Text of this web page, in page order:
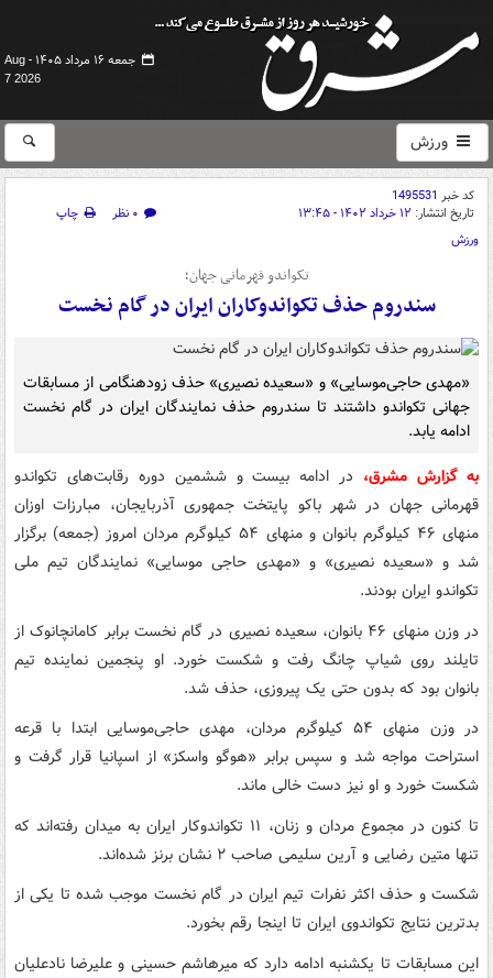
جمعه ۱۶ مرداد ۱۴۰۵ -
Aug
7 2026
ورزش
کد خبر 1495531
تاریخ انتشار: ۱۲ خرداد ۱۴۰۲ - ۱۳:۴۵ ۰ نظر
چاپ
ورزش
تکواندو قهرمانی جهان؛
سندروم حذف تکواندوکاران ایران در گام نخست
«مهدی حاجی‌موسایی‌» و «سعیده نصیری» حذف زودهنگامی‌ از مسابقات
جهانی تکواندو داشتند تا سندروم حذف نمایندگان ایران در گام نخست
ادامه یابد.
به گزارش مشرق، در ادامه بیست و ششمین دوره رقابت‌های تکواندو
قهرمانی جهان در شهر باکو پایتخت جمهوری آذربایجان، مبارزات اوزان
منهای ۴۶ کیلوگرم بانوان و منهای ۵۴ کیلوگرم مردان امروز (جمعه) برگزار
شد و «سعیده نصیری» و «مهدی حاجی موسایی» نمایندگان تیم ملی
تکواندو ایران بودند.
در وزن منهای ۴۶ بانوان، سعیده نصیری در گام نخست برابر کامانچانوک از
تایلند روی شیاپ چانگ رفت و شکست خورد. او پنجمین نماینده تیم
بانوان بود که بدون حتی یک پیروزی، حذف شد.
در وزن منهای ۵۴ کیلوگرم مردان، مهدی حاجی‌موسایی ابتدا با قرعه
استراحت مواجه شد و سپس برابر «هوگو واسکز» از اسپانیا قرار گرفت و
شکست خورد و او نیز دست خالی ماند.
تا کنون در مجموع مردان و زنان، ۱۱ تکواندوکار ایران به میدان رفته‌اند که
تنها متین رضایی و آرین سلیمی صاحب ۲ نشان برنز شده‌اند.
شکست و حذف اکثر نفرات تیم ایران در گام نخست موجب شده تا یکی از
بدترین نتایج تکواندوی ایران تا اینجا رقم بخورد.
این مسابقات تا یکشنبه ادامه‌ دارد که میرهاشم‌ حسینی و علیرضا نادعلیان